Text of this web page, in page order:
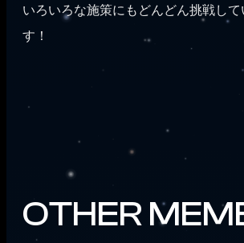
いろいろな施策にもどんどん挑戦し
す！
OTHER